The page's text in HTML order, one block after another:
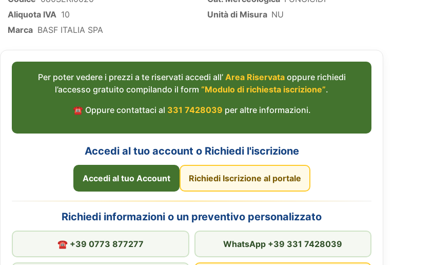
Aliquota IVA 10 Unità di Misura NU
Marca BASF ITALIA SPA
Per poter vedere i prezzi a te riservati accedi all’ Area Riservataoppure richiedi
l’accesso gratuito compilando il form “Modulo di richiesta iscrizione”.
☎︎ Oppure contattaci al 331 7428039 per altre informazioni.
Accedi al tuo account o Richiedi l'iscrizione
Accedi al tuo Account Richiedi Iscrizione al portale
Richiedi informazioni o un preventivo personalizzato
☎︎ +39 0773 877277 WhatsApp +39 331 7428039